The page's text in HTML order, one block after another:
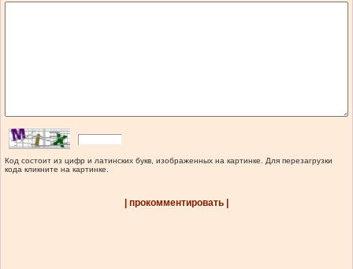
Код состоит из цифр и латинских букв, изображенных на картинке. Для перезагрузки
кода кликните на картинке.
| прокомментировать |